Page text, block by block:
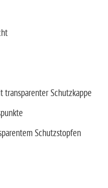
transparenter Schutzkappe
Schutzstopfen